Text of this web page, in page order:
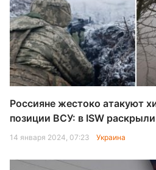
Россияне жестоко атакуют
позиции ВСУ: в ISW
14 января 2024, 07:23 Украина